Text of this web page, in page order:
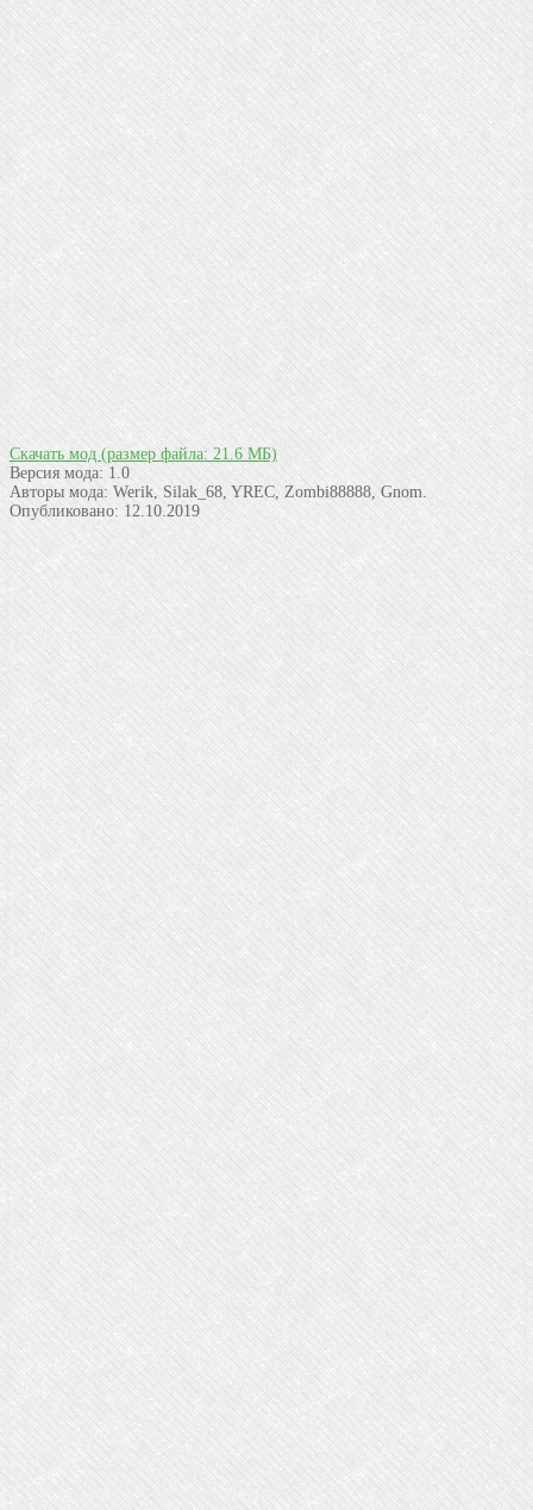
Скачать мод(размер файла: 21.6 МБ)
Версия мода: 1.0
Авторы мода: Werik, Silak_68, YREC, Zombi88888, Gnom.
Опубликовано: 12.10.2019